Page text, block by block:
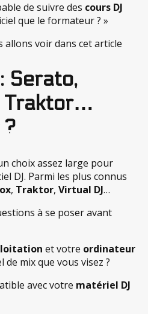
de suivre des cours DJ
que le formateur ? »
allons voir dans cet article
Serato,
Traktor…
choix assez large pour
DJ. Parmi les plus connus
, Traktor, Virtual DJ…
à se poser avant
et votre ordinateur
mix que vous visez ?
avec votre matériel DJ